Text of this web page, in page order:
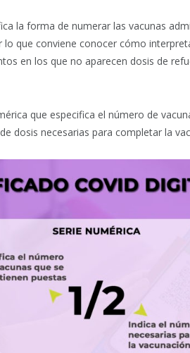
la forma de numerar las vacunas
lo que conviene conocer cómo
en los que no aparecen dosis de
que especifica el número de
dosis necesarias para completar la